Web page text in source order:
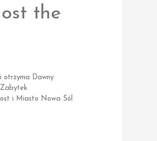
the
otrzyma Dawny
Zabytek
i Miasto Nowa Sól